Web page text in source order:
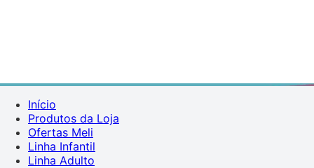
Início
Produtos da Loja
Ofertas Meli
Linha Infantil
Linha Adulto